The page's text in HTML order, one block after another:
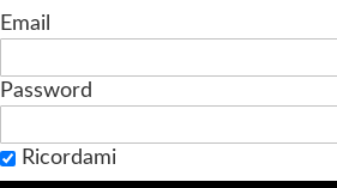
Email
Password
Ricordami